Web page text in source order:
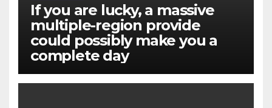
If you are lucky, a massive
multiple-region provide
could possibly make you a
complete day